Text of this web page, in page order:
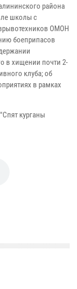
района
школы с
ОМОН
боеприпасов
в хищении почти 2-
клуба; об
в рамках
курганы